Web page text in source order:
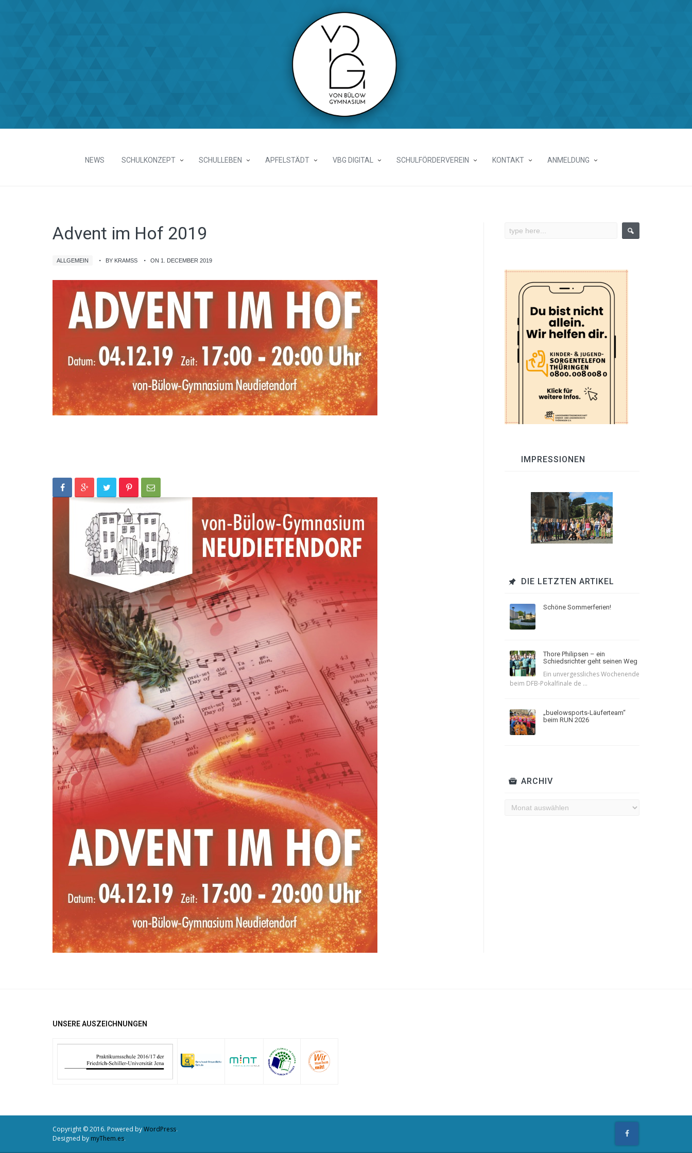
NEWS SCHULKONZEPT SCHULLEBEN APFELSTÄDT VBG DIGITAL SCHULFÖRDERVEREIN KONTAKT ANMELDUNG
Advent im Hof 2019
ALLGEMEIN BY KRAMSS ON 1. DECEMBER 2019
IMPRESSIONEN
DIE LETZTEN ARTIKEL
Schöne Sommerferien!
Thore Philipsen – ein
Schiedsrichter geht seinen Weg
Ein unvergessliches Wochenende
beim DFB-Pokalfinale de ...
„buelowsports-Läuferteam“
beim RUN 2026
ARCHIV
Archiv
UNSERE AUSZEICHNUNGEN
Copyright © 2016. Powered byWordPress.
Designed by myThem.es.